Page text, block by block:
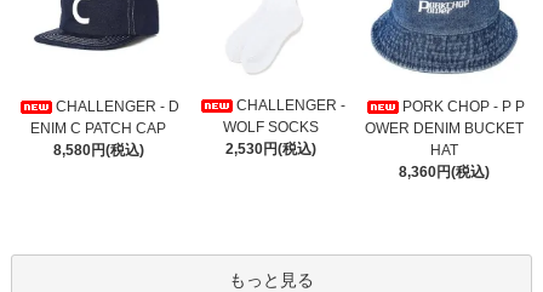
CHALLENGER - D
ENIM C PATCH CAP
8,580円(税込)
CHALLENGER -
WOLF SOCKS
2,530円(税込)
PORK CHOP - P P
OWER DENIM BUCKET
HAT
8,360円(税込)
もっと見る